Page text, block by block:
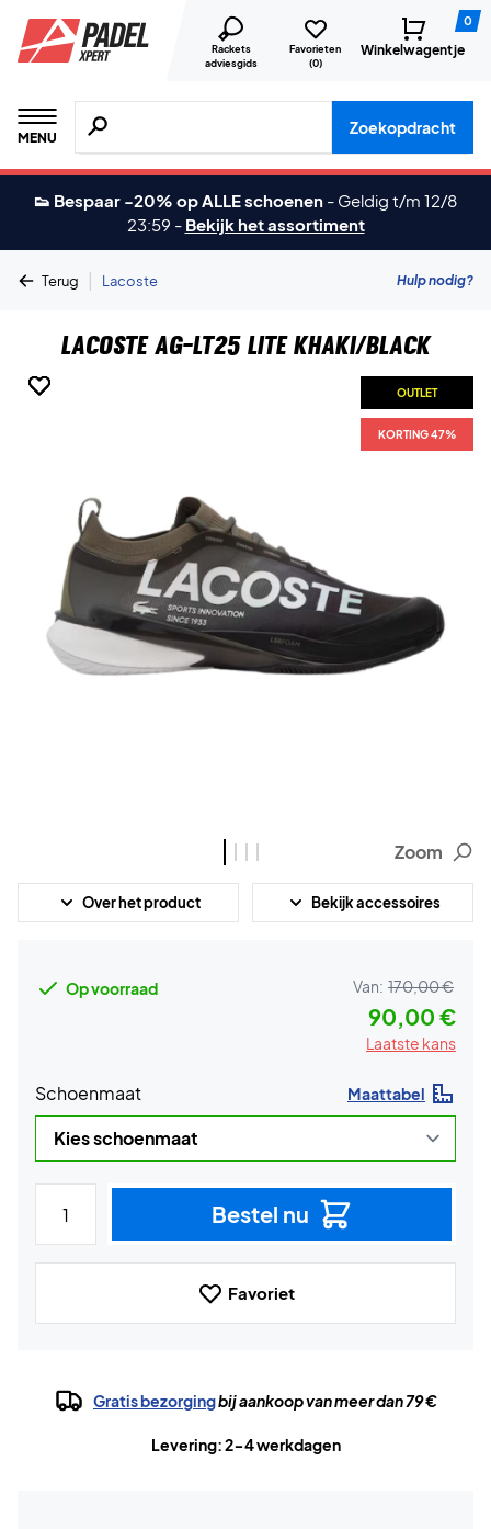
Rackets
adviesgids
Favorieten
(0)
0
Winkelwagentje
MENU
Zoeken naar producten, merken etc.
Zoekopdracht
👟 Bespaar -20% op ALLE schoenen - Geldig t/m 12/8
23:59 - Bekijk het assortiment
Terug | Lacoste Hulp nodig?
Lacoste AG-LT25 Lite Khaki/Black
OUTLET
KORTING 47%
OUTLET
KORTING 47%
OUTLET
KORTING 47%
OUTLET
KORTING 47%
Zoom
Over het product Bekijk accessoires
Op voorraad Van: 170,00 €
90,00 €
Laatste kans
Schoenmaat Maattabel
Bestel nu
Favoriet
Gratis bezorgingbij aankoop van meer dan 79 €
Levering: 2-4 werkdagen